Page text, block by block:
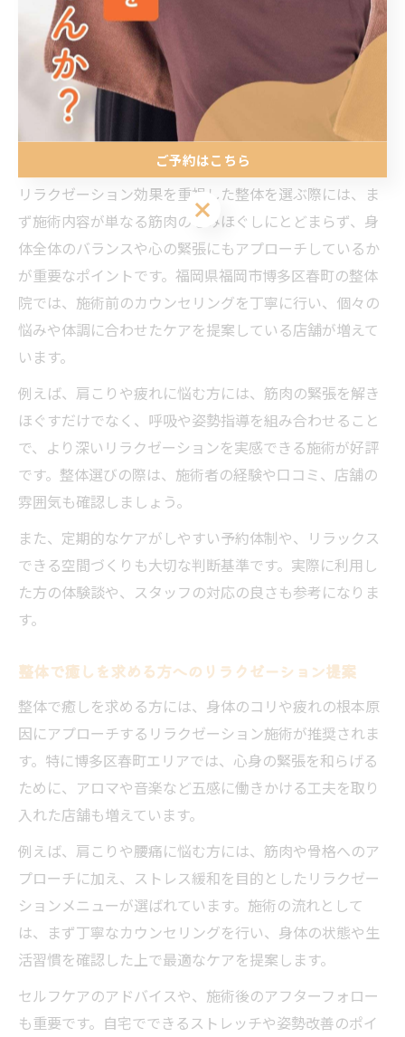
リラクゼーションを重視した整体
の選び方とは
リラクゼーション重視の整体選びのポイント解説
リラクゼーション効果を重視した整体を選ぶ際には、ま
ず施術内容が単なる筋肉のもみほぐしにとどまらず、身
体全体のバランスや心の緊張にもアプローチしているか
が重要なポイントです。福岡県福岡市博多区春町の整体
院では、施術前のカウンセリングを丁寧に行い、個々の
悩みや体調に合わせたケアを提案している店舗が増えて
います。
例えば、肩こりや疲れに悩む方には、筋肉の緊張を解き
ほぐすだけでなく、呼吸や姿勢指導を組み合わせること
で、より深いリラクゼーションを実感できる施術が好評
です。整体選びの際は、施術者の経験や口コミ、店舗の
雰囲気も確認しましょう。
また、定期的なケアがしやすい予約体制や、リラックス
できる空間づくりも大切な判断基準です。実際に利用し
た方の体験談や、スタッフの対応の良さも参考になりま
す。
整体で癒しを求める方へのリラクゼーション提案
整体で癒しを求める方には、身体のコリや疲れの根本原
因にアプローチするリラクゼーション施術が推奨されま
す。特に博多区春町エリアでは、心身の緊張を和らげる
ために、アロマや音楽など五感に働きかける工夫を取り
入れた店舗も増えています。
例えば、肩こりや腰痛に悩む方には、筋肉や骨格へのア
プローチに加え、ストレス緩和を目的としたリラクゼー
ションメニューが選ばれています。施術の流れとして
は、まず丁寧なカウンセリングを行い、身体の状態や生
活習慣を確認した上で最適なケアを提案します。
セルフケアのアドバイスや、施術後のアフターフォロー
も重要です。自宅でできるストレッチや姿勢改善のポイ
ご予約はこちら
ご予約はこちら